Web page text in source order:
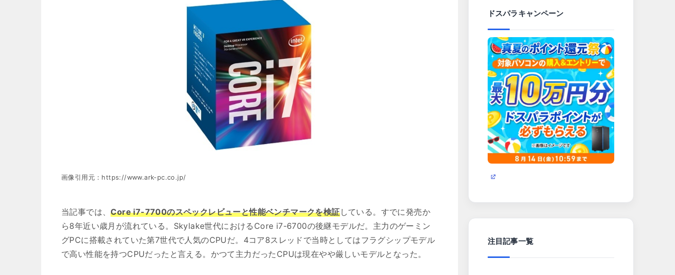
画像引用元：https://www.ark-pc.co.jp/
当記事では、Core i7-7700のスペックレビューと性能ベンチマークを検証している。すでに発売か
ら8年近い歳月が流れている。Skylake世代におけるCore i7-6700の後継モデルだ。主力のゲーミン
グPCに搭載されていた第7世代で人気のCPUだ。4コア8スレッドで当時としてはフラグシップモデル
で高い性能を持つCPUだったと言える。かつて主力だったCPUは現在やや厳しいモデルとなった。
ドスパラキャンペーン
注目記事一覧